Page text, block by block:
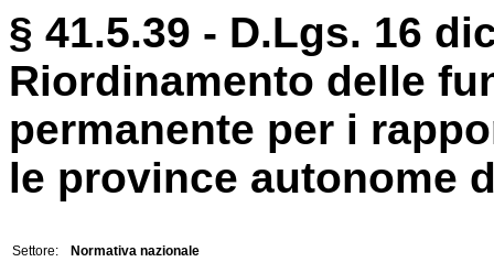
§ 41.5.39 - D.Lgs. 16
Riordinamento delle
permanente per i
le province autonome
Settore:
Normativa nazionale